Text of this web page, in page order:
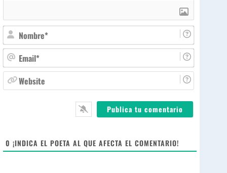
o
m
b
r
m
ie
0 ¡INDICA EL POETA AL QUE AFECTA EL COMENTARIO!